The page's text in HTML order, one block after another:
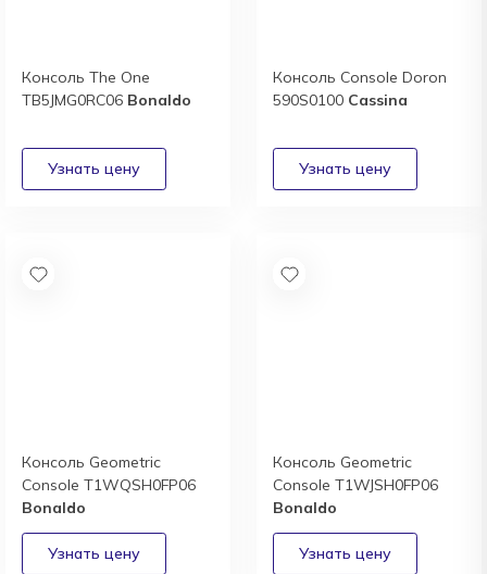
Консоль The One
TB5JMG0RC06 Bonaldo
Консоль Console Doron
590S0100 Cassina
Консоль Geometric
Console T1WQSH0FP06
Bonaldo
Консоль Geometric
Console T1WJSH0FP06
Bonaldo